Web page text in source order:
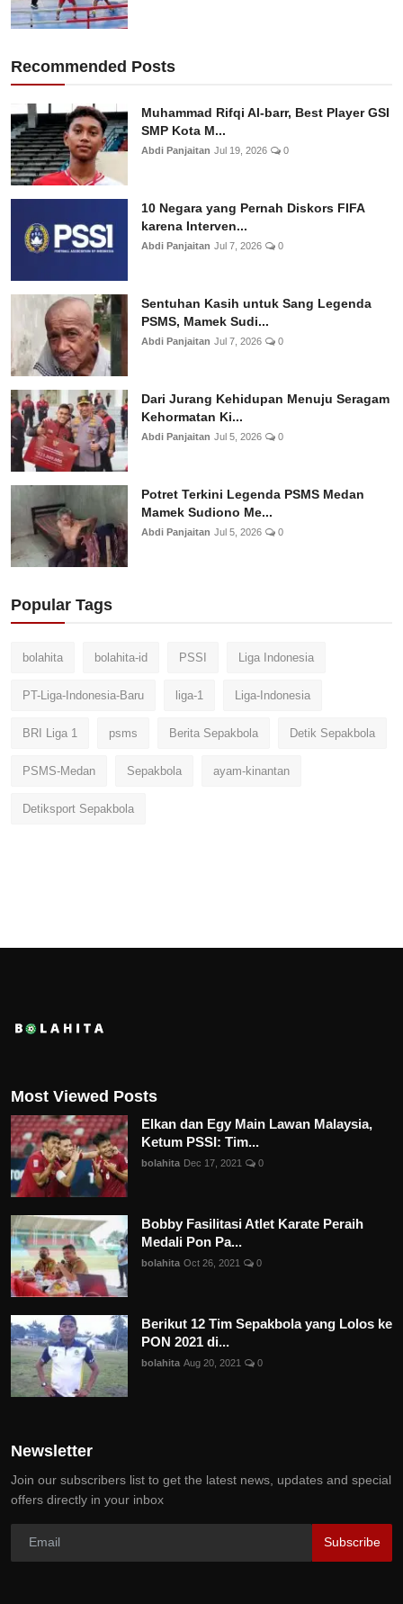
Recommended Posts
Muhammad Rifqi Al-barr, Best Player GSI
SMP Kota M...
Abdi Panjaitan Jul 19, 2026 0
10 Negara yang Pernah Diskors FIFA
karena Interven...
Abdi Panjaitan Jul 7, 2026 0
Sentuhan Kasih untuk Sang Legenda
PSMS, Mamek Sudi...
Abdi Panjaitan Jul 7, 2026 0
Dari Jurang Kehidupan Menuju Seragam
Kehormatan Ki...
Abdi Panjaitan Jul 5, 2026 0
Potret Terkini Legenda PSMS Medan
Mamek Sudiono Me...
Abdi Panjaitan Jul 5, 2026 0
Popular Tags
bolahita bolahita-id PSSI Liga Indonesia
PT-Liga-Indonesia-Baru liga-1 Liga-Indonesia
BRI Liga 1 psms Berita Sepakbola Detik Sepakbola
PSMS-Medan Sepakbola ayam-kinantan
Detiksport Sepakbola
Most Viewed Posts
Elkan dan Egy Main Lawan Malaysia,
Ketum PSSI: Tim...
bolahita Dec 17, 2021 0
Bobby Fasilitasi Atlet Karate Peraih
Medali Pon Pa...
bolahita Oct 26, 2021 0
Berikut 12 Tim Sepakbola yang Lolos ke
PON 2021 di...
bolahita Aug 20, 2021 0
Newsletter
Join our subscribers list to get the latest news, updates and special
offers directly in your inbox
Subscribe